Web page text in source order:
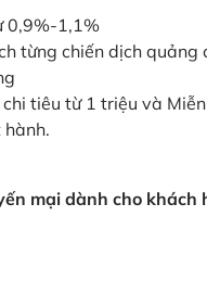
0,9%-1,1%
từng chiến dịch quảng
tiêu từ 1 triệu và
mại dành cho